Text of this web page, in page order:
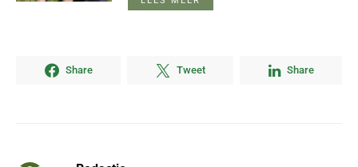
Share Tweet Share